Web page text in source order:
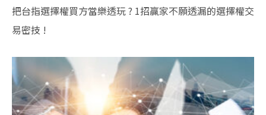
把台指選擇權買方當樂透玩 ? 1招贏家不願透漏的選擇權交
易密技 !